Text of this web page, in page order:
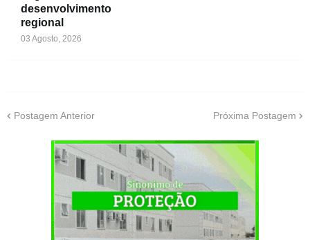
desenvolvimento
regional
03 Agosto, 2026
Postagem Anterior Próxima Postagem